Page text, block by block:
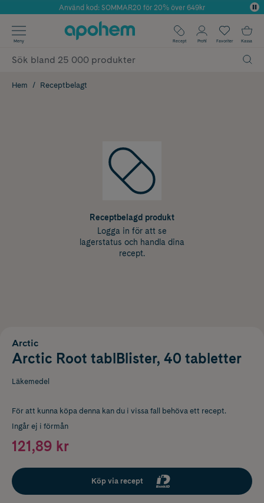
Årets Butik 2025 inom Skönhet
Använd kod: SOMMAR20 för 20% över 649kr
✓ Fri frakt
✓ Poäng på alla köp*
Meny Recept Profil Favoriter Kassa
Hem Receptbelagt
Receptbelagd produkt
Logga in för att se
lagerstatus och handla dina
recept.
Arctic
Arctic Root tablBlister, 40 tabletter
Läkemedel
För att kunna köpa denna kan du i vissa fall behöva ett recept.
Ingår ej i förmån
121,89 kr
Köp via recept